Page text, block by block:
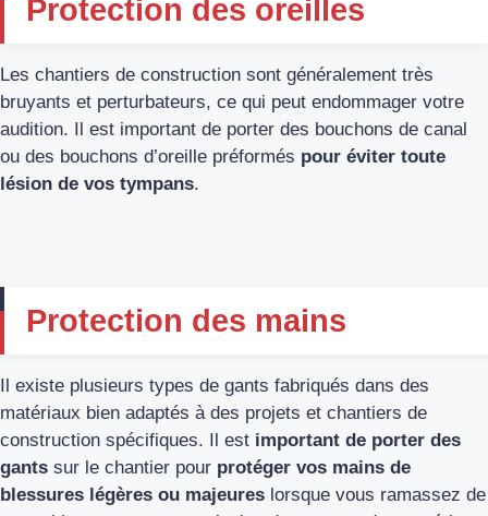
Protection des oreilles
Les chantiers de construction sont généralement très
bruyants et perturbateurs, ce qui peut endommager votre
audition. Il est important de porter des bouchons de canal
ou des bouchons d’oreille préformés pour éviter toute
lésion de vos tympans.
Protection des mains
Il existe plusieurs types de gants fabriqués dans des
matériaux bien adaptés à des projets et chantiers de
construction spécifiques. Il est important de porter des
gants sur le chantier pour protéger vos mains de
blessures légères ou majeures lorsque vous ramassez de